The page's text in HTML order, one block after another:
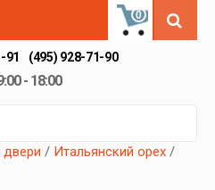
0
91 (495) 928-71-90
- 18:00
/ Итальянский орех /